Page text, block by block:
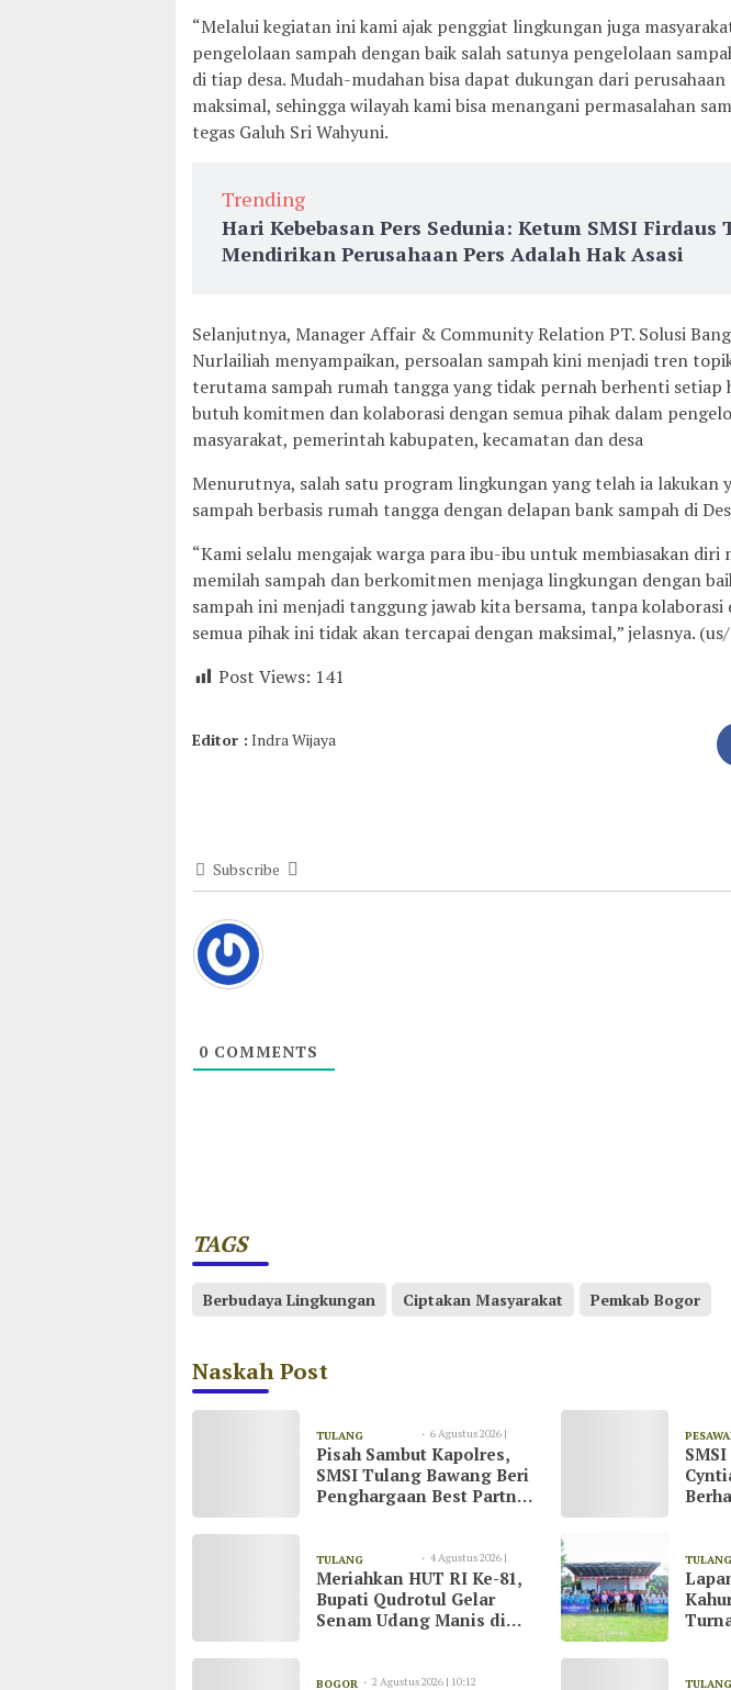
“Melalui kegiatan ini kami ajak penggiat lingkungan juga
pengelolaan sampah dengan baik salah satunya pengelolaan
di tiap desa. Mudah-mudahan bisa dapat dukungan dari perusahaan
maksimal, sehingga wilayah kami bisa menangani permasalahan
tegas Galuh Sri Wahyuni.
Trending
Hari Kebebasan Pers Sedunia: Ketum SMSI Firdaus
Mendirikan Perusahaan Pers Adalah Hak Asasi
Selanjutnya, Manager Affair & Community Relation PT. Solusi
Nurlailiah menyampaikan, persoalan sampah kini menjadi tren
terutama sampah rumah tangga yang tidak pernah berhenti setiap
butuh komitmen dan kolaborasi dengan semua pihak dalam
masyarakat, pemerintah kabupaten, kecamatan dan desa
Menurutnya, salah satu program lingkungan yang telah ia lakukan
sampah berbasis rumah tangga dengan delapan bank sampah di
“Kami selalu mengajak warga para ibu-ibu untuk membiasakan diri
memilah sampah dan berkomitmen menjaga lingkungan dengan
sampah ini menjadi tanggung jawab kita bersama, tanpa kolaborasi
semua pihak ini tidak akan tercapai dengan maksimal,” jelasnya.
Post Views: 141
Editor : Indra Wijaya
Subscribe
0 COMMENTS
TAGS
Berbudaya Lingkungan Ciptakan Masyarakat Pemkab Bogor
Naskah Post
TULANG
BAWANG
6 Agustus 2026 |
08:55
Pisah Sambut Kapolres,
SMSI Tulang Bawang Beri
Penghargaan Best Partner
TULANG
BAWANG
4 Agustus 2026 |
20:51
Meriahkan HUT RI Ke-81,
Bupati Qudrotul Gelar
Senam Udang Manis di
TULANG
BOGOR 2 Agustus 2026 | 10:12 TULANG